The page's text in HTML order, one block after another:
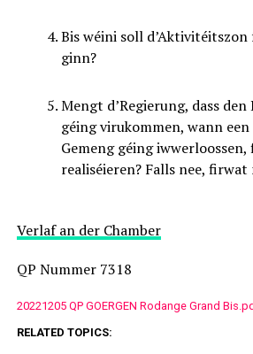
Bis wéini soll
ginn?
Mengt d’Regierung, dass
géing virukommen, wann
Gemeng géing
realiséieren? Falls nee, firwat
Verlaf an der Chamber
QP Nummer 7318
20221205 QP GOERGEN Rodange Grand
RELATED TOPICS: